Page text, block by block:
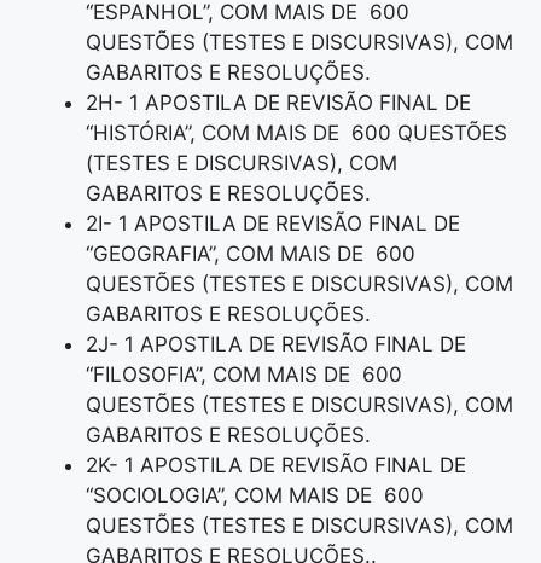
“ESPANHOL”, COM MAIS DE 600
QUESTÕES (TESTES E DISCURSIVAS), COM
GABARITOS E RESOLUÇÕES.
2H- 1 APOSTILA DE REVISÃO FINAL DE
“HISTÓRIA”, COM MAIS DE 600 QUESTÕES
(TESTES E DISCURSIVAS), COM
GABARITOS E RESOLUÇÕES.
2I- 1 APOSTILA DE REVISÃO FINAL DE
“GEOGRAFIA”, COM MAIS DE 600
QUESTÕES (TESTES E DISCURSIVAS), COM
GABARITOS E RESOLUÇÕES.
2J- 1 APOSTILA DE REVISÃO FINAL DE
“FILOSOFIA”, COM MAIS DE 600
QUESTÕES (TESTES E DISCURSIVAS), COM
GABARITOS E RESOLUÇÕES.
2K- 1 APOSTILA DE REVISÃO FINAL DE
“SOCIOLOGIA”, COM MAIS DE 600
QUESTÕES (TESTES E DISCURSIVAS), COM
GABARITOS E RESOLUÇÕES..